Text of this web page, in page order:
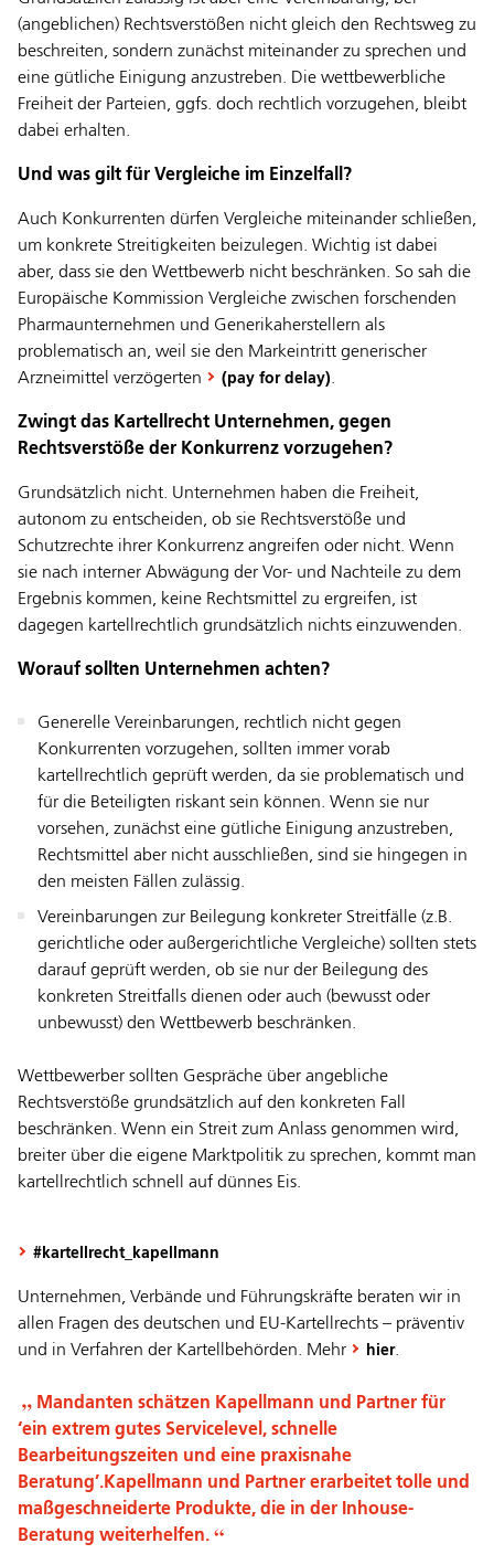
(angeblichen) Rechtsverstößen nicht gleich den Rechtsweg zu
beschreiten, sondern zunächst miteinander zu sprechen und
eine gütliche Einigung anzustreben. Die wettbewerbliche
Freiheit der Parteien, ggfs. doch rechtlich vorzugehen, bleibt
dabei erhalten.
Und was gilt für Vergleiche im Einzelfall?
Auch Konkurrenten dürfen Vergleiche miteinander schließen,
um konkrete Streitigkeiten beizulegen. Wichtig ist dabei
aber, dass sie den Wettbewerb nicht beschränken. So sah die
Europäische Kommission Vergleiche zwischen forschenden
Pharmaunternehmen und Generikaherstellern als
problematisch an, weil sie den Markeintritt generischer
Arzneimittel verzögerten
(pay for delay).
Zwingt das Kartellrecht Unternehmen, gegen
Rechtsverstöße der Konkurrenz vorzugehen?
Grundsätzlich nicht. Unternehmen haben die Freiheit,
autonom zu entscheiden, ob sie Rechtsverstöße und
Schutzrechte ihrer Konkurrenz angreifen oder nicht. Wenn
sie nach interner Abwägung der Vor- und Nachteile zu dem
Ergebnis kommen, keine Rechtsmittel zu ergreifen, ist
dagegen kartellrechtlich grundsätzlich nichts einzuwenden.
Worauf sollten Unternehmen achten?
Generelle Vereinbarungen, rechtlich nicht gegen
Konkurrenten vorzugehen, sollten immer vorab
kartellrechtlich geprüft werden, da sie problematisch und
für die Beteiligten riskant sein können. Wenn sie nur
vorsehen, zunächst eine gütliche Einigung anzustreben,
Rechtsmittel aber nicht ausschließen, sind sie hingegen in
den meisten Fällen zulässig.
Vereinbarungen zur Beilegung konkreter Streitfälle (z.B.
gerichtliche oder außergerichtliche Vergleiche) sollten stets
darauf geprüft werden, ob sie nur der Beilegung des
konkreten Streitfalls dienen oder auch (bewusst oder
unbewusst) den Wettbewerb beschränken.
Wettbewerber sollten Gespräche über angebliche
Rechtsverstöße grundsätzlich auf den konkreten Fall
beschränken. Wenn ein Streit zum Anlass genommen wird,
breiter über die eigene Marktpolitik zu sprechen, kommt man
kartellrechtlich schnell auf dünnes Eis.
#kartellrecht_kapellmann
Unternehmen, Verbände und Führungskräfte beraten wir in
allen Fragen des deutschen und EU-Kartellrechts – präventiv
und in Verfahren der Kartellbehörden. Mehr
hier.
Mandanten schätzen Kapellmann und Partner für
‘ein extrem gutes Servicelevel, schnelle
Bearbeitungszeiten und eine praxisnahe
Beratung’.Kapellmann und Partner erarbeitet tolle und
maßgeschneiderte Produkte, die in der Inhouse-
Beratung weiterhelfen.